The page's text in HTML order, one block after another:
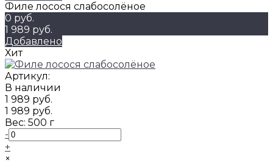
Филе лосося слабосолёное
0 руб.
1 989 руб.
Добавлено
Хит
Артикул:
В наличии
1 989 руб.
1 989 руб.
Вес: 500 г
-
+
×